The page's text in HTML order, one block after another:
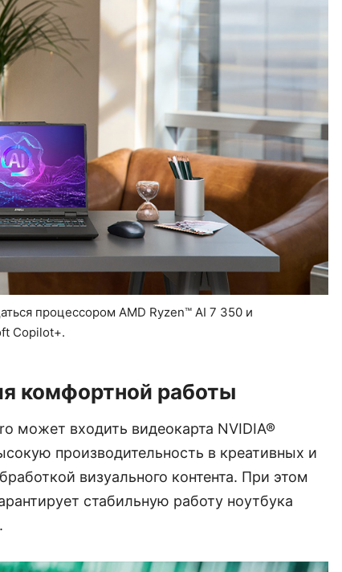
процессором AMD Ryzen™ AI 7 350 и
Copilot+.
комфортной работы
может входить видеокарта NVIDIA®
производительность в креативных и
визуального контента. При этом
стабильную работу ноутбука